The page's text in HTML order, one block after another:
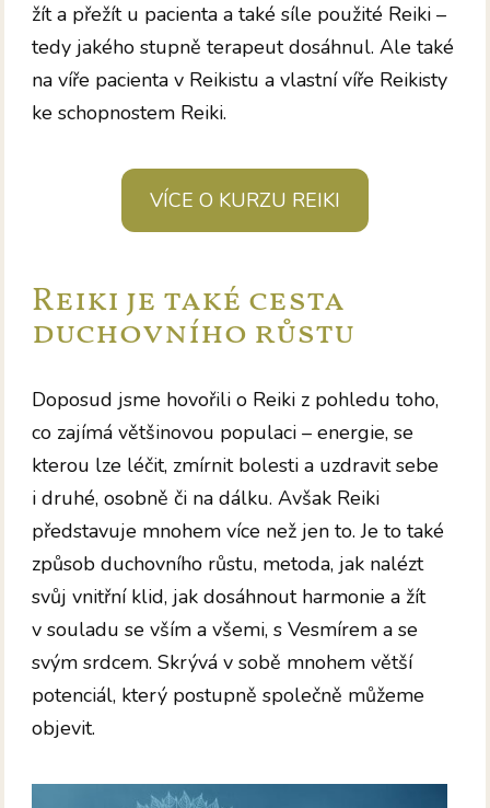
žít a přežít u pacienta a také síle použité Reiki –
tedy jakého stupně terapeut dosáhnul. Ale také
na víře pacienta v Reikistu a vlastní víře Reikisty
ke schopnostem Reiki.
VÍCE O KURZU REIKI
Reiki je také cesta
duchovního růstu
Doposud jsme hovořili o Reiki z pohledu toho,
co zajímá většinovou populaci – energie, se
kterou lze léčit, zmírnit bolesti a uzdravit sebe
i druhé, osobně či na dálku. Avšak Reiki
představuje mnohem více než jen to. Je to také
způsob duchovního růstu, metoda, jak nalézt
svůj vnitřní klid, jak dosáhnout harmonie a žít
v souladu se vším a všemi, s Vesmírem a se
svým srdcem. Skrývá v sobě mnohem větší
potenciál, který postupně společně můžeme
objevit.